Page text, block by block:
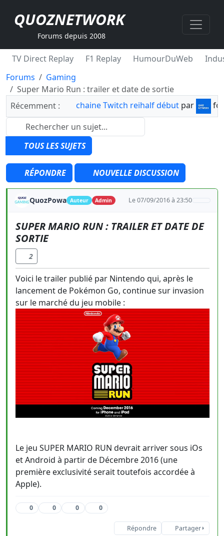
QUOZNETWORK
Forums depuis 2008
TV Direct Replay F1 Replay HumourDuWeb
Forums
Gaming
Super Mario Run : trailer et date de sortie
Récemment :
chaine Twitch reihalf début par
TOUS LES SUJETS
RÉPONDRE NOUVELLE DISCUSSION
QuozPowa Auteur Admin Le 07/09/2016 à 23:50
SUPER MARIO RUN : TRAILER ET DATE DE
SORTIE
2
Voici le trailer publié par Nintendo qui, après le
lancement de Pokémon Go, continue sur invasion
sur le marché du jeu mobile :
Le jeu SUPER MARIO RUN devrait arriver sous iOs
et Android à partir de Décembre 2016 (une
première exclusivité serait toutefois accordée à
Apple).
0 0 0 0
Répondre Partager